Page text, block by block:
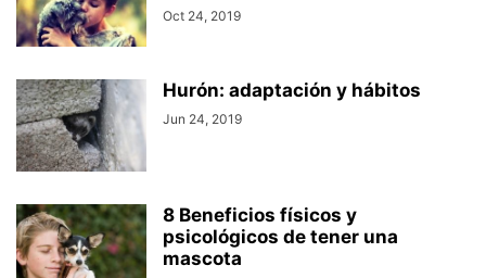
Oct 24, 2019
Hurón: adaptación y hábitos
Jun 24, 2019
8 Beneficios físicos y
psicológicos de tener una
mascota